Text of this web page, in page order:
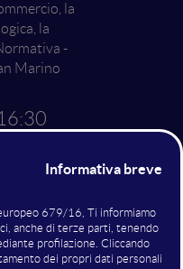
la
la
-
Marino
ed